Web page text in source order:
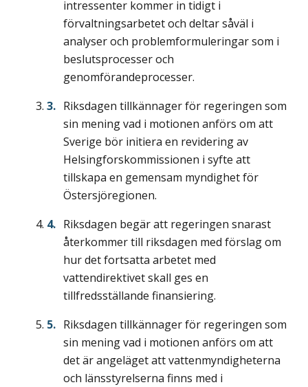
intressenter kommer in tidigt i
förvaltningsarbetet och deltar såväl i
analyser och problemformuleringar som i
beslutsprocesser och
genomförandeprocesser.
Riksdagen tillkännager för regeringen som
sin mening vad i motionen anförs om att
Sverige bör initiera en revidering av
Helsingforskommissionen i syfte att
tillskapa en gemensam myndighet för
Östersjöregionen.
Riksdagen begär att regeringen snarast
återkommer till riksdagen med förslag om
hur det fortsatta arbetet med
vattendirektivet skall ges en
tillfredsställande finansiering.
Riksdagen tillkännager för regeringen som
sin mening vad i motionen anförs om att
det är angeläget att vattenmyndigheterna
och länsstyrelserna finns med i